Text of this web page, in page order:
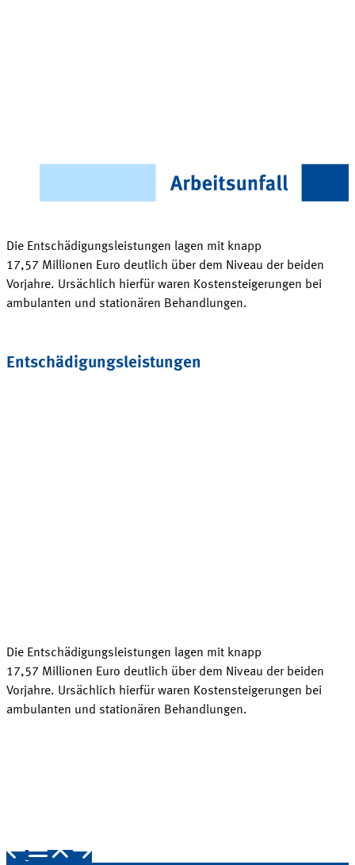
Die Entschädigungsleistungen lagen mit knapp
17,57 Millionen Euro deutlich über dem Niveau der beiden
Vorjahre. Ursächlich hierfür waren Kostensteigerungen bei
ambulanten und stationären Behandlungen.
Entschädigungsleistungen
Die Entschädigungsleistungen lagen mit knapp
17,57 Millionen Euro deutlich über dem Niveau der beiden
Vorjahre. Ursächlich hierfür waren Kostensteigerungen bei
ambulanten und stationären Behandlungen.